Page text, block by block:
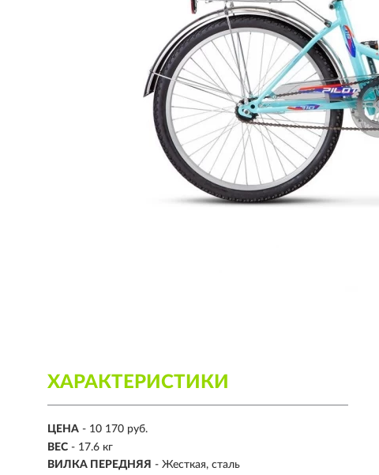
ХАРАКТЕРИСТИКИ
ЦЕНА - 10 170 руб.
ВЕС - 17.6 кг
ВИЛКА ПЕРЕДНЯЯ - Жесткая, сталь